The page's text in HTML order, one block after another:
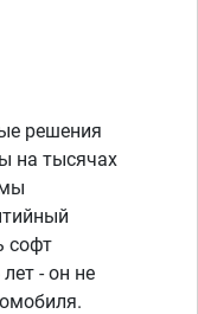
решения
на тысячах
софт
- он не